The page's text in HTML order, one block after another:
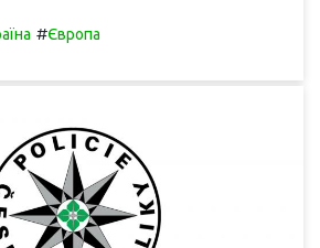
#Європа